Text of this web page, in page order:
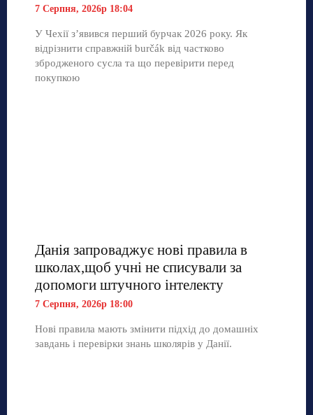
7 Серпня, 2026р 18:04
У Чехії з’явився перший бурчак 2026 року. Як
відрізнити справжній burčák від частково
збродженого сусла та що перевірити перед
покупкою
Данія запроваджує нові правила в
школах,щоб учні не списували за
допомоги штучного інтелекту
7 Серпня, 2026р 18:00
Нові правила мають змінити підхід до домашніх
завдань і перевірки знань школярів у Данії.